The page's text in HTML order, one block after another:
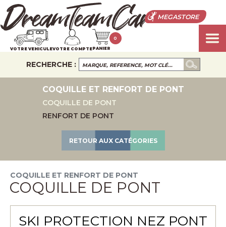
MEGASTORE
VOTRE VEHICULEVOTRE COMPTEPANIER
0
RECHERCHE :
COQUILLE ET RENFORT DE PONT
COQUILLE DE PONT
RENFORT DE PONT
RETOUR AUX CATÉGORIES
COQUILLE ET RENFORT DE PONT
COQUILLE DE PONT
SKI PROTECTION NEZ PONT